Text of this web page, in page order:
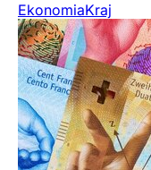
EkonomiaKraj